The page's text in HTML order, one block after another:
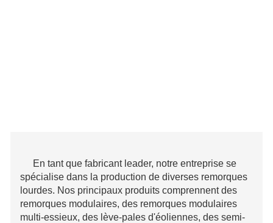
En tant que fabricant leader, notre entreprise se
spécialise dans la production de diverses remorques
lourdes. Nos principaux produits comprennent des
remorques modulaires, des remorques modulaires
multi-essieux, des lève-pales d'éoliennes, des semi-